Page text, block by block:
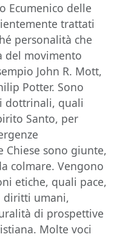
Ecumenico delle
trattati
personalità che
del movimento
John R. Mott,
Potter. Sono
dottrinali, quali
Santo, per
Chiese sono giunte,
colmare. Vengono
etiche, quali pace,
diritti umani,
di prospettive
Molte voci